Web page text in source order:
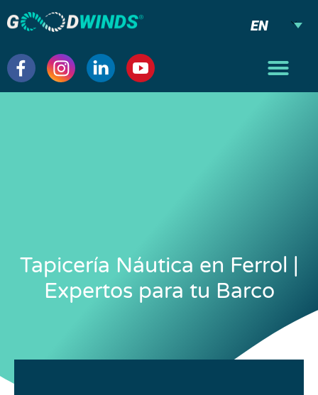
EN
Tapicería Náutica en Ferrol |
Expertos para tu Barco